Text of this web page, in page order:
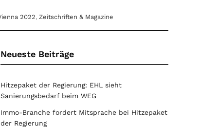
2022, Zeitschriften & Magazine
Neueste Beiträge
Hitzepaket der Regierung: EHL sieht
Sanierungsbedarf beim WEG
Immo-Branche fordert Mitsprache bei Hitzepaket
der Regierung